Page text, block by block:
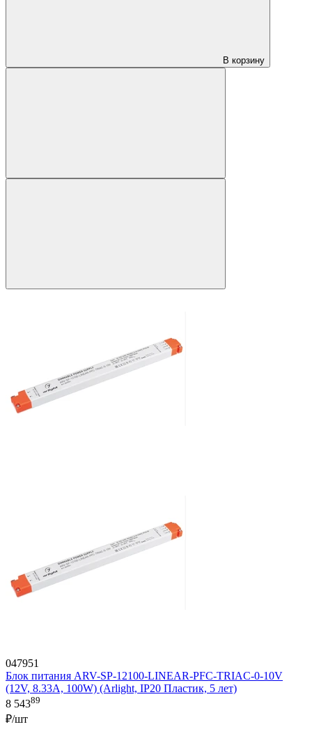
В корзину
047951
Блок питания ARV-SP-12100-LINEAR-PFC-TRIAC-0-10V
(12V, 8.33A, 100W) (Arlight, IP20 Пластик, 5 лет)
8 54389
₽/шт